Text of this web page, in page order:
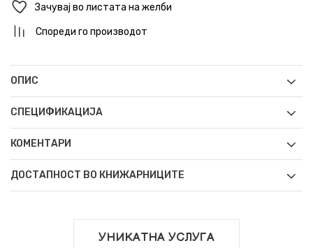
Зачувај во листата на желби
Спореди го производот
ОПИС
СПЕЦИФИКАЦИЈА
КОМЕНТАРИ
ДОСТАПНОСТ ВО КНИЖАРНИЦИТЕ
УНИКАТНА УСЛУГА